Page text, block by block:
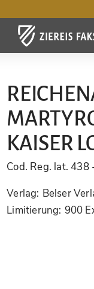
KAISER
Cod. Reg. lat. 438
Verlag: Belser
Limitierung: 900